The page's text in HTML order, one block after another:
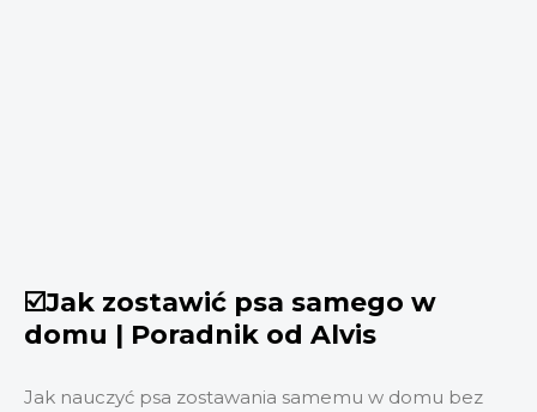
☑️Jak zostawić psa samego w
domu | Poradnik od Alvis
Jak nauczyć psa zostawania samemu w domu bez